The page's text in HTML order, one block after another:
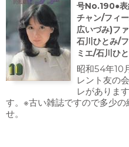
号No.190●表
チャン/フィ
広いづみ)フ
石川ひとみ/
ミエ/石川ひ
昭和54年10
レント友の
レがありま
す。※古い雑誌ですので多少
せ。